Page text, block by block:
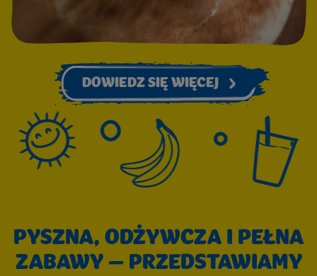
DOWIEDZ SIĘ WIĘCEJ
PYSZNA, ODŻYWCZA I PEŁNA
ZABAWY – PRZEDSTAWIAMY